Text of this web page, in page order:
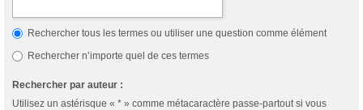
Rechercher tous les termes ou utiliser une question comme élément
Rechercher n’importe quel de ces termes
Rechercher par auteur :
Utilisez un astérisque « * » comme métacaractère passe-partout si vous